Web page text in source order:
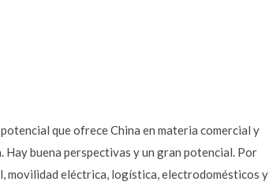
que ofrece China en materia comercial y
buena perspectivas y un gran potencial. Por
movilidad eléctrica, logística, electrodomésticos y